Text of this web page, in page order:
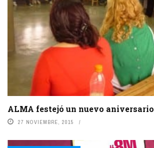
ALMA festejó un nuevo aniversario
27 NOVIEMBRE, 2015